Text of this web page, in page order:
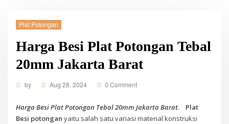
Plat Potongan
Harga Besi Plat Potongan Tebal
20mm Jakarta Barat
by Aug 28, 2024 0 Comment
Harga Besi Plat Potongan Tebal 20mm Jakarta Barat. Plat
Besi potongan yaitu salah satu variasi material konstruksi